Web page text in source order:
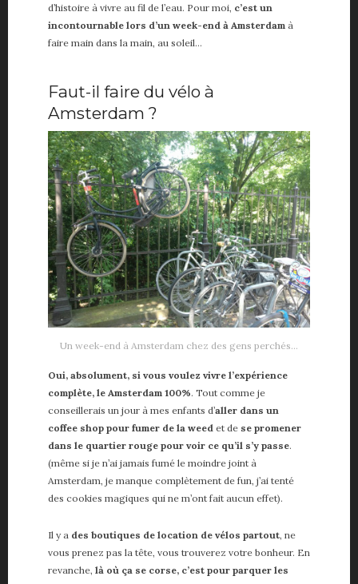
d’histoire à vivre au fil de l’eau. Pour moi, c’est un
incontournable lors d’un week-end à Amsterdam à
faire main dans la main, au soleil…
Faut-il faire du vélo à
Amsterdam ?
Un week-end à Amsterdam chez des gens perchés…
Oui, absolument, si vous voulez vivre l’expérience
complète, le Amsterdam 100%. Tout comme je
conseillerais un jour à mes enfants d’aller dans un
coffee shop pour fumer de la weed et de se promener
dans le quartier rouge pour voir ce qu’il s’y passe.
(même si je n’ai jamais fumé le moindre joint à
Amsterdam, je manque complètement de fun, j’ai tenté
des cookies magiques qui ne m’ont fait aucun effet).
Il y a des boutiques de location de vélos partout , ne
vous prenez pas la tête, vous trouverez votre bonheur. En
revanche, là où ça se corse, c’est pour parquer les